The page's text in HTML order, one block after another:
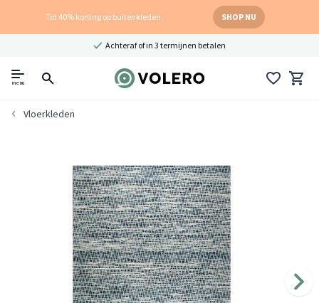
Tot 40% korting op buitenkleden SHOP NU
Achteraf of in 3 termijnen betalen
menu
Vloerkleden